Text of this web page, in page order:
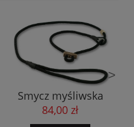
Smycz myśliwska
Field trial ze
stoperem czarna
84,00 zł
>